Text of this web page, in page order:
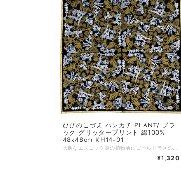
ひびのこづえ ハンカチ PLANT/ ブラ
ック グリッタープリント 綿100%
48x48cm KH14-01
¥1,320